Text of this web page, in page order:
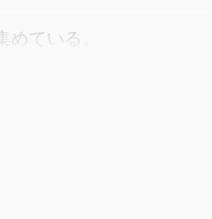
ている。